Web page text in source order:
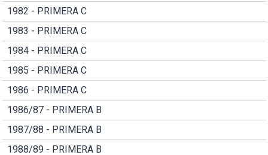
1982 - PRIMERA C
1983 - PRIMERA C
1984 - PRIMERA C
1985 - PRIMERA C
1986 - PRIMERA C
1986/87 - PRIMERA B
1987/88 - PRIMERA B
1988/89 - PRIMERA B